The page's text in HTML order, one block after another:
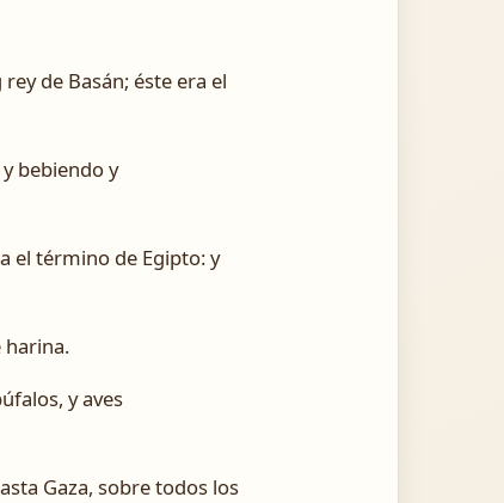
de Basán; éste era el
bebiendo y
el término de Egipto: y
harina.
y aves
Gaza, sobre todos los